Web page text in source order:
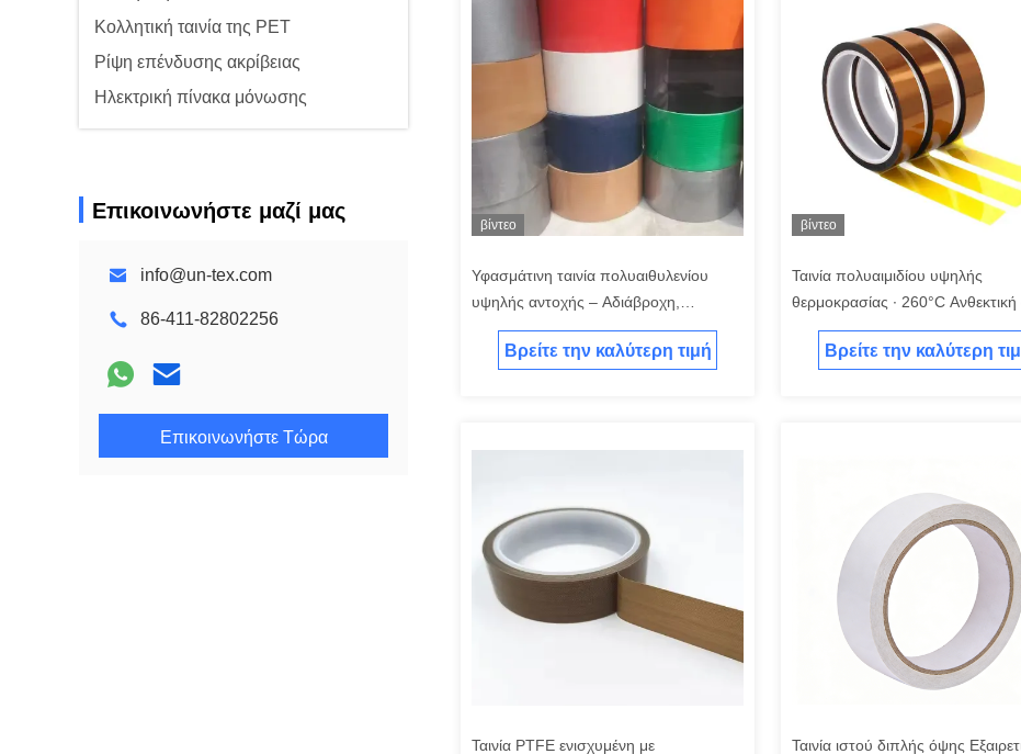
Κολλητική ταινία της PET
Ρίψη επένδυσης ακρίβειας
Ηλεκτρική πίνακα μόνωσης
Επικοινωνήστε μαζί μας
info@un-tex.com
86-411-82802256
Επικοινωνήστε Τώρα
βίντεο
Υφασμάτινη ταινία πολυαιθυλενίου
υψηλής αντοχής – Αδιάβροχη,
σχιζόμενη με το χέρι, για επισκευή
σωλήνων, ομαδοποίηση και
Βρείτε την καλύτερη τιμή
βίντεο
Ταινία πολυαιμιδίου υψηλής
θερμοκρασίας ∙ 260°C Ανθεκτική
θερμότητα, ηλεκτρική μόνωση
κάλυψη PCB για συγκόλληση
Βρείτε την καλύτερη
Ταινία PTFE ενισχυμένη με
Ταινία ιστού διπλής όψης